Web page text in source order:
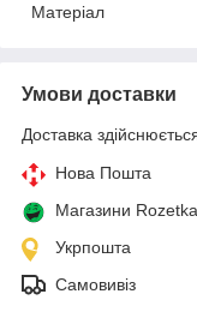
Матеріал
Умови доставки
Доставка
Нова Пошта
Магазини Rozetka
Укрпошта
Самовивіз